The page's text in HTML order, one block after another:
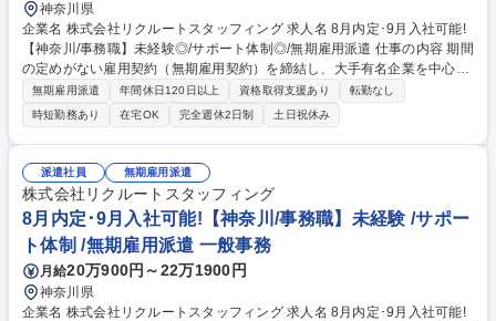
神奈川県
企業名 株式会社リクルートスタッフィング 求人名 8月内定･9月入社可能!
【神奈川/事務職】未経験◎/サポート体制◎/無期雇用派遣 仕事の内容 期間
の定めがない雇用契約（無期雇用契約）を締結し、大手有名企業を中心と
した取引先で働く「事務職」です。コールセンター業務はございません◎
入社前にオンライン研修があるため未経験でもご安心ください！ 【魅力】
■就業先：総合商社や大手メーカー、金融機関など、大手有名企業がメイ
ン。駅から近いオフィス街で働けます！入社後も育てる気持ちで受け入れ
てくださるため、安心して長期的に就業できる環境です。（実際に1社で
の平均勤続年数は2年以上。直接雇用になる方も年々増えています！） ■
働きやすさ：残業は少なめ。帰りにお買い物をしたり、舞台を見に行った
りなど、プライベートも充実させている方が多いです！ 募集職種 8月内
定･9月入社可能!【神奈川/事務職】未経験◎/サポート体制◎/無期雇用派遣
無期雇用派遣 年間休日120日以上 資格取得支援あり
転勤なし
時短勤務あり
在宅OK 完全週休2日制 土日祝休み
派遣社員 無期雇用派遣
株式会社リクルートスタッフィング
8月内定･9月入社可能!【神奈川/事務職】未経験 /サポー
ト体制 /無期雇用派遣 一般事務
月給20万900円～22万1900円
神奈川県
企業名 株式会社リクルートスタッフィング 求人名 8月内定･9月入社可能!